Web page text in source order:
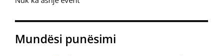
Mundësi punësimi